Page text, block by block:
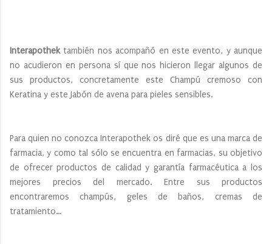
Interapothektambién nos acompañó en este evento, y aunque
no acudieron en persona sí que nos hicieron llegar algunos de
sus productos, concretamente este Champú cremoso con
Keratina y este Jabón de avena para pieles sensibles.
Para quien no conozca Interapothek os diré que es una marca de
farmacia, y como tal sólo se encuentra en farmacias, su objetivo
de ofrecer productos de calidad y garantía farmacéutica a los
mejores precios del mercado. Entre sus productos
encontraremos champús, geles de baños, cremas de
tratamiento…